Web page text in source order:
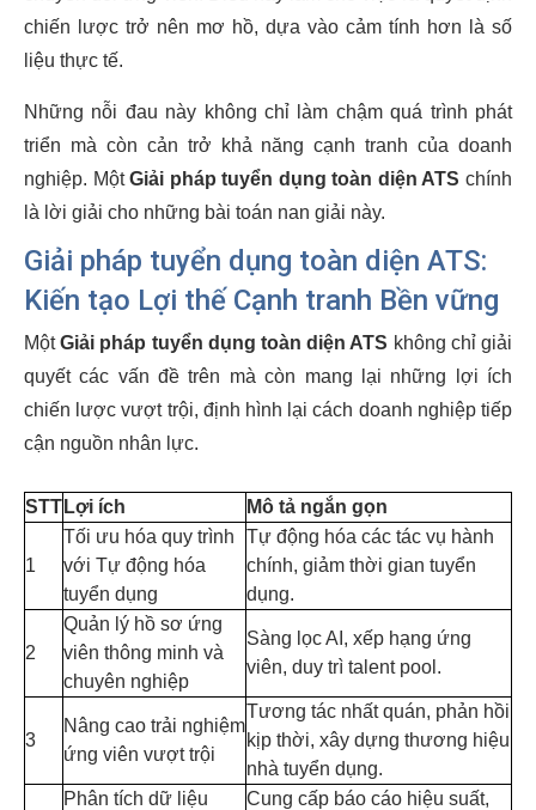
chiến lược trở nên mơ hồ, dựa vào cảm tính hơn là số
liệu thực tế.
Những nỗi đau này không chỉ làm chậm quá trình phát
triển mà còn cản trở khả năng cạnh tranh của doanh
nghiệp. MộtGiải pháp tuyển dụng toàn diện ATS chính
là lời giải cho những bài toán nan giải này.
Giải pháp tuyển dụng toàn diện ATS:
Kiến tạo Lợi thế Cạnh tranh Bền vững
MộtGiải pháp tuyển dụng toàn diện ATS không chỉ giải
quyết các vấn đề trên mà còn mang lại những lợi ích
chiến lược vượt trội, định hình lại cách doanh nghiệp tiếp
cận nguồn nhân lực.
STT Lợi ích Mô tả ngắn gọn
1
Tối ưu hóa quy trình
với Tự động hóa
tuyển dụng
Tự động hóa các tác vụ hành
chính, giảm thời gian tuyển
dụng.
2
Quản lý hồ sơ ứng
viên thông minh và
chuyên nghiệp
Sàng lọc AI, xếp hạng ứng
viên, duy trì talent pool.
3
Nâng cao trải nghiệm
ứng viên vượt trội
Tương tác nhất quán, phản hồi
kịp thời, xây dựng thương hiệu
nhà tuyển dụng.
Phân tích dữ liệu
Cung cấp báo cáo hiệu suất,